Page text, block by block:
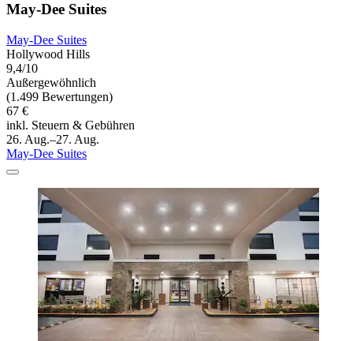
May-Dee Suites
May-Dee Suites
Hollywood Hills
9,4/10
Außergewöhnlich
(1.499 Bewertungen)
67 €
inkl. Steuern & Gebühren
26. Aug.–27. Aug.
May-Dee Suites